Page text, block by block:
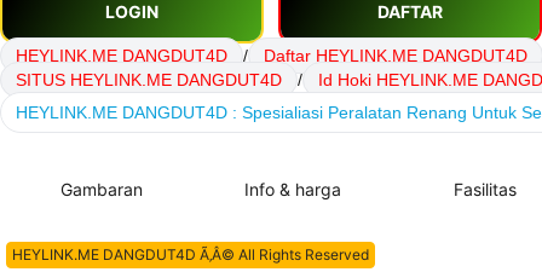
LOGIN DAFTAR
HEYLINK.ME DANGDUT4D /
Daftar HEYLINK.ME DANGDUT4D
SITUS HEYLINK.ME DANGDUT4D
/
Id Hoki HEYLINK.ME
HEYLINK.ME DANGDUT4D : Spesialiasi Peralatan Renang Untuk
Gambaran Info & harga Fasilitas
HEYLINK.ME DANGDUT4D Ã‚Â© All Rights Reserved